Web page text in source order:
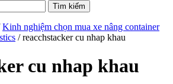
Kinh nghiệm chọn mua xe nâng container
/ reacchstacker cu nhap khau
cu nhap khau